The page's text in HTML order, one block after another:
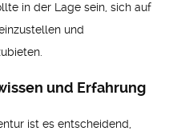
in der Lage sein, sich auf
und
und Erfahrung
ist es entscheidend,